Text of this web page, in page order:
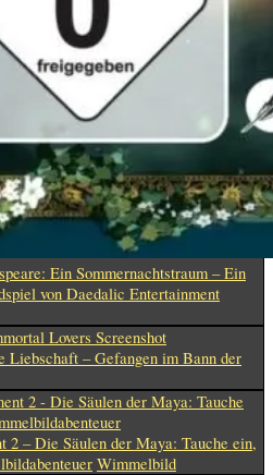
Ein Sommernachtstraum – Ein
von Daedalic Entertainment
Liebschaft – Gefangen im Bann der
2 – Die Säulen der Maya: Tauche ein,
Wimmelbild